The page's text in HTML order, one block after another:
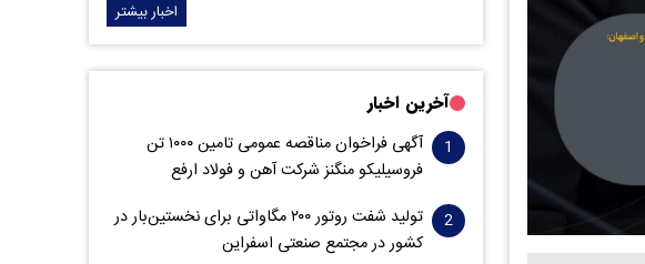
اخبار بیشتر
آخرین اخبار
آگهی فراخوان مناقصه عمومی تامین ۱۰۰۰ تن
فروسیلیکو منگنز شرکت آهن و فولاد ارفع
تولید شفت روتور ۲۰۰ مگاواتی برای نخستین‌بار در
کشور در مجتمع صنعتی اسفراین